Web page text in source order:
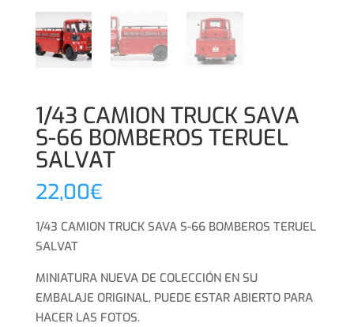
1/43 CAMION TRUCK SAVA
S-66 BOMBEROS TERUEL
SALVAT
22,00€
1/43 CAMION TRUCK SAVA S-66 BOMBEROS TERUEL
SALVAT
MINIATURA NUEVA DE COLECCIÓN EN SU
EMBALAJE ORIGINAL, PUEDE ESTAR ABIERTO PARA
HACER LAS FOTOS.